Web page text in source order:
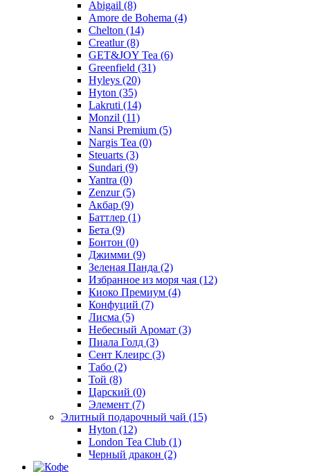
Abigail (8)
Amore de Bohema (4)
Chelton (14)
Creatlur(8)
GET&JOY Tea (6)
Greenfield (31)
Hyleys (20)
Hyton (35)
Lakruti (14)
Monzil (11)
Nansi Premium (5)
Nargis Tea (0)
Steuarts (3)
Sundari (9)
Yantra (0)
Zenzur(5)
Акбар (9)
Баттлер (1)
Бета (9)
Бонтон (0)
Джимми (9)
Зеленая Панда (2)
Избранное из моря чая (12)
Киоко Премиум (4)
Конфуций (7)
Лисма (5)
Небесный Аромат (3)
Пиала Голд (3)
Сент Клеирс (3)
Табо (2)
Той (8)
Царский (0)
Элемент (7)
Элитный подарочный чай (15)
Hyton (12)
London Tea Club (1)
Черный дракон (2)